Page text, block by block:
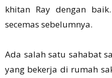
khitan Ray dengan
secemas sebelumnya.
Ada salah satu sahabat
yang bekerja di rumah